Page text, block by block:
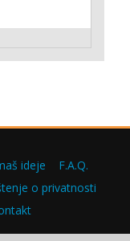
ideje
F.A.Q.
o privatnosti